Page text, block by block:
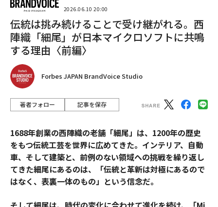
2026.06.10 20:00
伝統は挑み続けることで受け継がれる。西
陣織「細尾」が日本マイクロソフトに共鳴
する理由〈前編〉
Forbes JAPAN BrandVoice Studio
著者フォロー 記事を保存
1688年創業の西陣織の老舗「細尾」は、1200年の歴史
をもつ伝統工芸を世界に広めてきた。インテリア、自動
車、そして建築と、前例のない領域への挑戦を繰り返し
てきた細尾にあるのは、「伝統と革新は対極にあるので
はなく、表裏一体のもの」という信念だ。